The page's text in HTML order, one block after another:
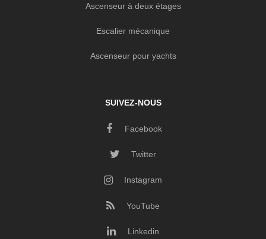
Ascenseur à deux étages
Escalier mécanique
Ascenseur pour yachts
SUIVEZ-NOUS
Facebook
Twitter
Instagram
YouTube
Linkedin